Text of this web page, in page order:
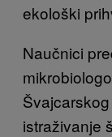
ekološki
Naučnici
istraživanje